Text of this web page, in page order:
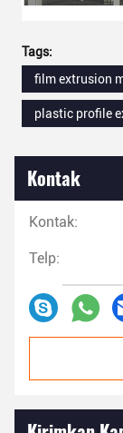
Tags:
film extrusion
plastic profile
Kontak
Kontak:
Telp: